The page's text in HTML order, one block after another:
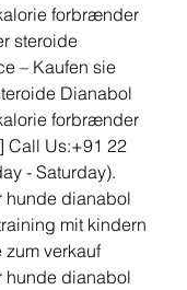
forbrænder
steroide
– Kaufen sie
Dianabol
forbrænder
Call Us:+91 22
- Saturday).
hunde dianabol
mit kindern
verkauf
hunde dianabol